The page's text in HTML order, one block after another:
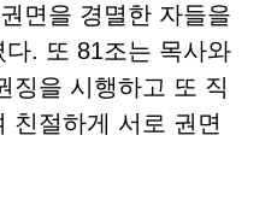
면을 경멸한 자들을
. 또 81조는 목사와
징을 시행하고 또 직
친절하게 서로 권면